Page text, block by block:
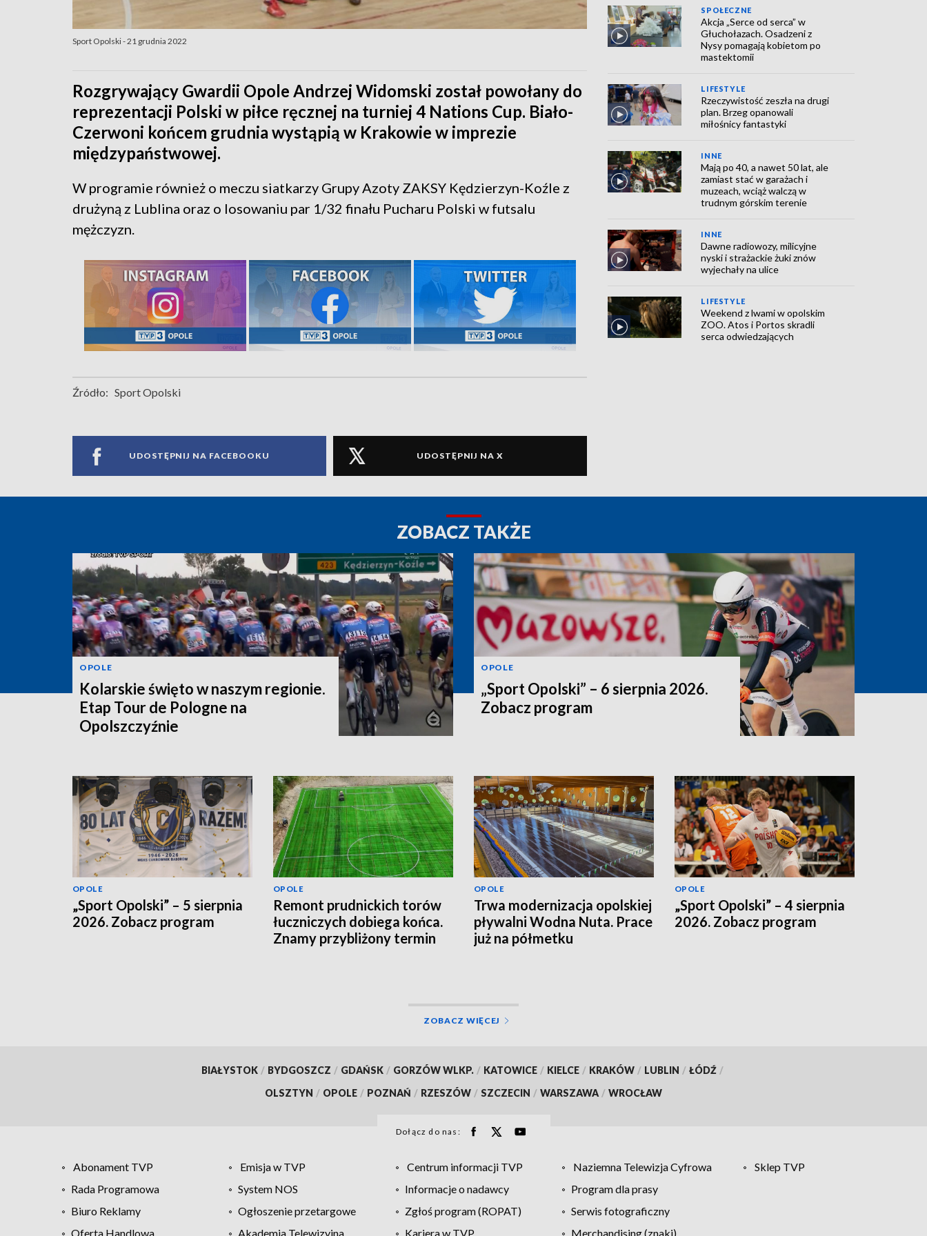
Sport Opolski - 21 grudnia 2022
Rozgrywający Gwardii Opole Andrzej Widomski został powołany do
reprezentacji Polski w piłce ręcznej na turniej 4 Nations Cup. Biało-
Czerwoni końcem grudnia wystąpią w Krakowie w imprezie
międzypaństwowej.
W programie również o meczu siatkarzy Grupy Azoty ZAKSY Kędzierzyn-Koźle z
drużyną z Lublina oraz o losowaniu par 1/32 finału Pucharu Polski w futsalu
mężczyzn.
Źródło: Sport Opolski
UDOSTĘPNIJ NA FACEBOOKU UDOSTĘPNIJ NA X
SPOŁECZNE
Akcja „Serce od serca” w
Głuchołazach. Osadzeni z
Nysy pomagają kobietom po
mastektomii
LIFESTYLE
Rzeczywistość zeszła na drugi
plan. Brzeg opanowali
miłośnicy fantastyki
INNE
Mają po 40, a nawet 50 lat, ale
zamiast stać w garażach i
muzeach, wciąż walczą w
trudnym górskim terenie
INNE
Dawne radiowozy, milicyjne
nyski i strażackie żuki znów
wyjechały na ulice
LIFESTYLE
Weekend z lwami w opolskim
ZOO. Atos i Portos skradli
serca odwiedzających
ZOBACZ TAKŻE
OPOLE
Kolarskie święto w naszym regionie.
Etap Tour de Pologne na
Opolszczyźnie
OPOLE
„Sport Opolski” – 6 sierpnia 2026.
Zobacz program
OPOLE
„Sport Opolski” – 5 sierpnia
2026. Zobacz program
OPOLE
Remont prudnickich torów
łuczniczych dobiega końca.
Znamy przybliżony termin
OPOLE
Trwa modernizacja opolskiej
pływalni Wodna Nuta. Prace
już na półmetku
OPOLE
„Sport Opolski” – 4 sierpnia
2026. Zobacz program
ZOBACZ WIĘCEJ
BIAŁYSTOK / BYDGOSZCZ / GDAŃSK / GORZÓW WLKP. / KATOWICE / KIELCE / KRAKÓW / LUBLIN / ŁÓDŹ /
OLSZTYN / OPOLE / POZNAŃ / RZESZÓW / SZCZECIN / WARSZAWA / WROCŁAW
Dołącz do nas:
Abonament TVP Emisja w TVP Centrum informacji TVP Naziemna Telewizja Cyfrowa
Sklep TVP
Rada Programowa
System NOS Informacje o nadawcy
Program dla prasy
Biuro Reklamy
Ogłoszenie przetargowe Zgłoś program (ROPAT)
Serwis fotograficzny
Oferta Handlowa
Akademia Telewizyjna Kariera w TVP Merchandising (znaki)